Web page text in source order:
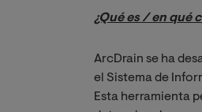
¿Qué es / en qué
ArcDrain se ha
el Sistema de
Esta herramienta